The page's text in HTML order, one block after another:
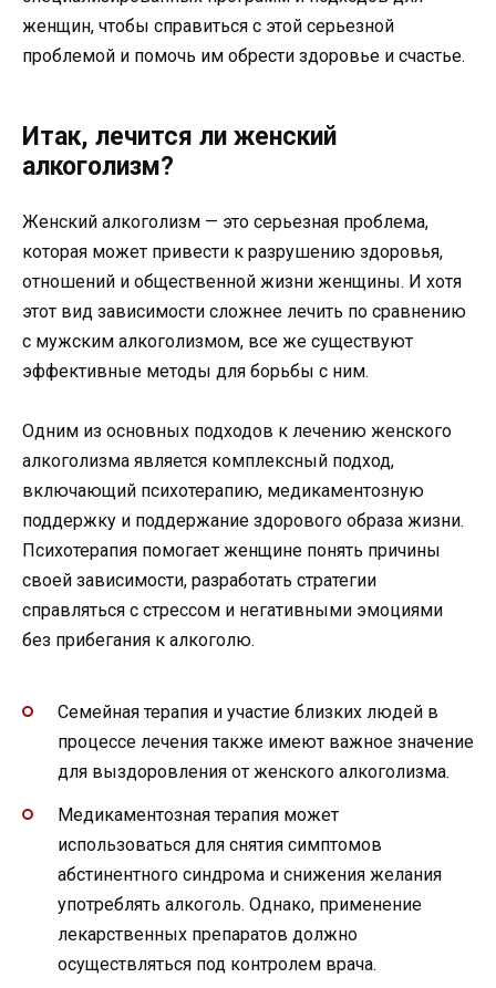
женщин, чтобы справиться с этой серьезной
проблемой и помочь им обрести здоровье и счастье.
Итак, лечится ли женский
алкоголизм?
Женский алкоголизм — это серьезная проблема,
которая может привести к разрушению здоровья,
отношений и общественной жизни женщины. И хотя
этот вид зависимости сложнее лечить по сравнению
с мужским алкоголизмом, все же существуют
эффективные методы для борьбы с ним.
Одним из основных подходов к лечению женского
алкоголизма является комплексный подход,
включающий психотерапию, медикаментозную
поддержку и поддержание здорового образа жизни.
Психотерапия помогает женщине понять причины
своей зависимости, разработать стратегии
справляться с стрессом и негативными эмоциями
без прибегания к алкоголю.
Семейная терапия и участие близких людей в
процессе лечения также имеют важное значение
для выздоровления от женского алкоголизма.
Медикаментозная терапия может
использоваться для снятия симптомов
абстинентного синдрома и снижения желания
употреблять алкоголь. Однако, применение
лекарственных препаратов должно
осуществляться под контролем врача.